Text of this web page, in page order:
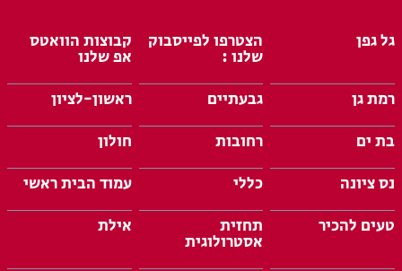
גל גפן הצטרפו לפייסבוק
שלנו :
קבוצות הוואטס
אפ שלנו
רמת גן
גבעתיים
ראשון-לציון
בת ים
רחובות
חולון
נס ציונה
כללי
עמוד הבית ראשי
טעים להכיר
תחזית
אסטרולוגית
אילת